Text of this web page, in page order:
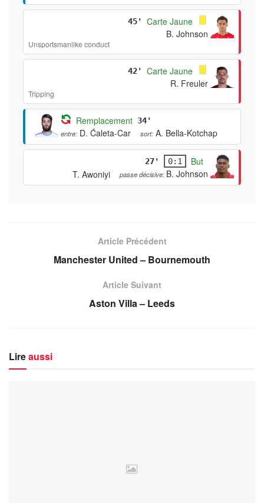
45'
Carte Jaune
B. Johnson
Unsportsmanlike conduct
42'
Carte Jaune
R. Freuler
Tripping
Remplacement 34'
entre: D. Ćaleta-Car sort: A. Bella-Kotchap
27' 0:1
But
T. Awoniyi
passe décisive: B. Johnson
Article Précédent
Manchester United – Bournemouth
Article Suivant
Aston Villa – Leeds
Lireaussi